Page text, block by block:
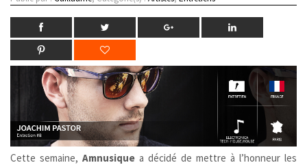
Cette semaine, Amnusique a décidé de mettre à l’honneur les